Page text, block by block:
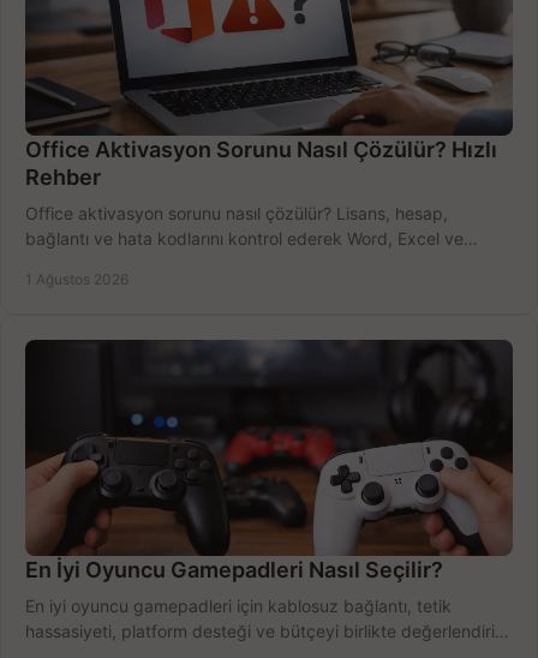
Office Aktivasyon Sorunu Nasıl Çözülür? Hızlı
Rehber
Office aktivasyon sorunu nasıl çözülür? Lisans, hesap,
bağlantı ve hata kodlarını kontrol ederek Word, Excel ve
1 Ağustos 2026
En İyi Oyuncu Gamepadleri Nasıl Seçilir?
En iyi oyuncu gamepadleri için kablosuz bağlantı, tetik
hassasiyeti, platform desteği ve bütçeyi birlikte değerlendirin;